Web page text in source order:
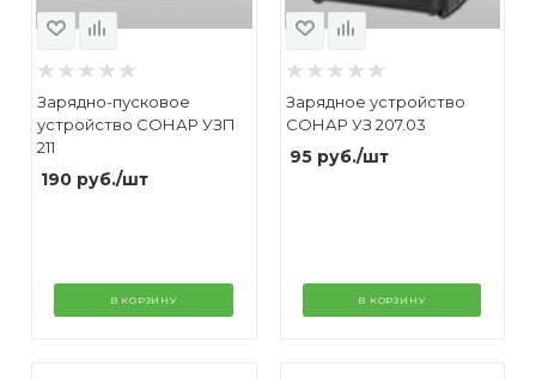
Зарядно-пусковое
устройство СОНАР УЗП
211
190 руб./шт
В КОРЗИНУ
Зарядное устройство
СОНАР УЗ 207.03
95руб./шт
В КОРЗИНУ